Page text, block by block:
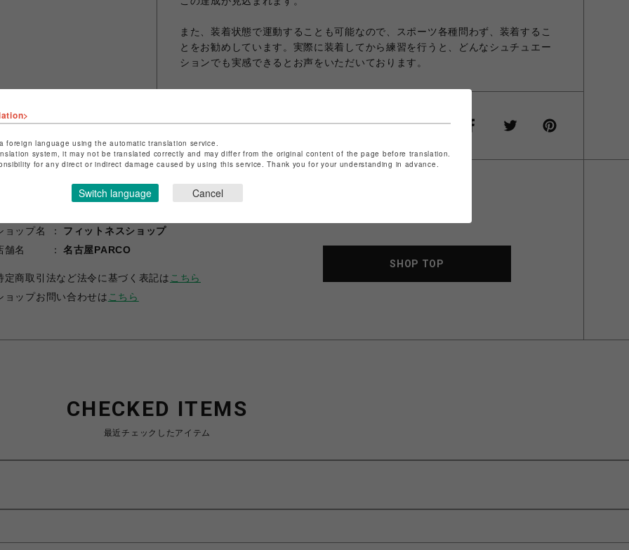
また、装着状態で運動することも可能なので、スポーツ各種問わず、装着するこ
とをお勧めしています。実際に装着してから練習を行うと、どんなシュチュエー
ションでも実感できるとお声をいただいております。
シェアする
ョップ名
フィットネスショップ
舗名
名古屋PARCO
定商取引法など法令に基づく表記は こちら
ョップお問い合わせは こちら
SHOP TOP
CHECKED ITEMS
最近チェックしたアイテム
foreign language using the automatic translation service.
system, it may not be translated correctly and may differ from the original content of the page before translation.
for any direct or indirect damage caused by using this service. Thank you for your understanding in advance.
Switch language Cancel